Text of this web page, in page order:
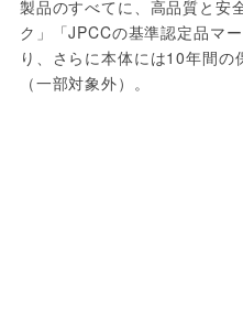
製品のすべてに、高品質と安
ク」「JPCCの基準認定品マ
り、さらに本体には10年間
（一部対象外）。